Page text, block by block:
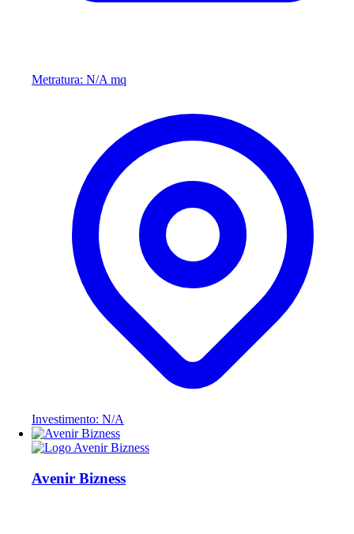
Metratura: N/A mq
Investimento: N/A
Avenir Bizness